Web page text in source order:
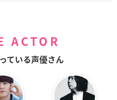
ACTOR
ている声優さん